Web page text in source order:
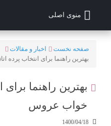
منوی اصلی
صفحه نخست
اخبار و مقالات
بهترین راهنما برای انتخاب پرده
بهترین راهنما برای
خواب عروس
1400/04/18